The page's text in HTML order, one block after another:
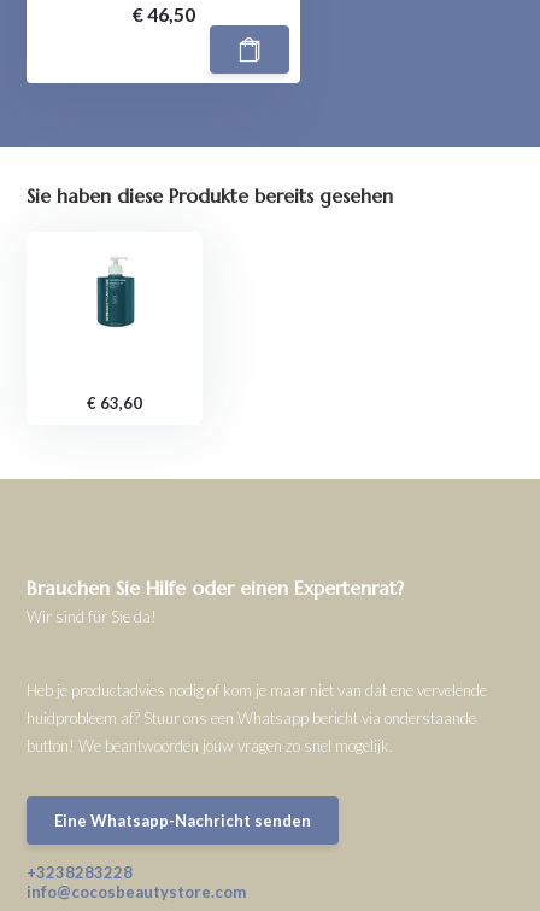
€ 46,50
Sie haben diese Produkte bereits gesehen
€ 63,60
Brauchen Sie Hilfe oder einen Expertenrat?
Wir sind für Sie da!
Heb je productadvies nodig of kom je maar niet van dat ene vervelende
huidprobleem af? Stuur ons een Whatsapp bericht via onderstaande
button! We beantwoorden jouw vragen zo snel mogelijk.
Eine Whatsapp-Nachricht senden
+3238283228
info@cocosbeautystore.com